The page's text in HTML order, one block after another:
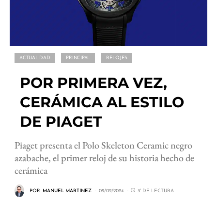
ACTUALIDAD PRINCIPAL RELOJES
POR PRIMERA VEZ,
CERÁMICA AL ESTILO
DE PIAGET
Piaget presenta el Polo Skeleton Ceramic negro
azabache, el primer reloj de su historia hecho de
cerámica
POR MANUEL MARTINEZ 09/02/2024 3' DE LECTURA